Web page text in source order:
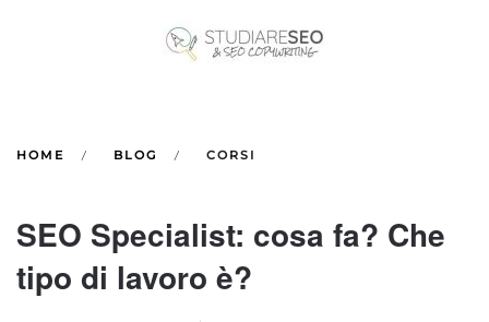
Skip to main content
HOME BLOG CORSI
SEO Specialist: cosa fa? Che
tipo di lavoro è?